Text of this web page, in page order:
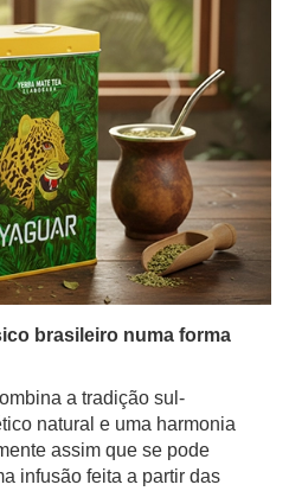
brasileiro numa forma
a tradição sul-
natural e uma harmonia
assim que se pode
infusão feita a partir das